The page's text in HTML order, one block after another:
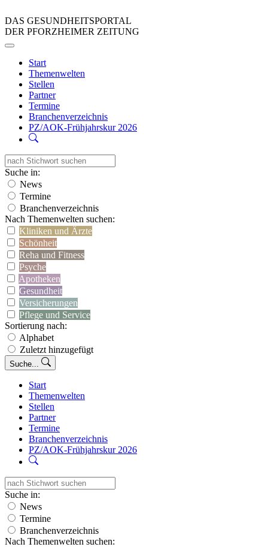
DAS GESUNDHEITSPORTAL
DER PFORZHEIMER ZEITUNG
Start
Themenwelten
Stellen
Partner
Termine
Branchenverzeichnis
PZ/AOK-Frühjahrskur 2026
Suche in:
News
Termine
Branchenverzeichnis
Nach Themenwelten suchen:
Kliniken und Ärzte
Schönheit
Reha und Fitness
Psyche
Apotheken
Gesundheit
Versicherungen
Pflege und Service
Sortierung nach:
Alphabet
Zuletzt hinzugefügt
Suche...
Start
Themenwelten
Stellen
Partner
Termine
Branchenverzeichnis
PZ/AOK-Frühjahrskur 2026
Suche in:
News
Termine
Branchenverzeichnis
Nach Themenwelten suchen: